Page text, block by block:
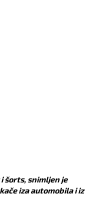
šorts, snimljen je
iza automobila i iz